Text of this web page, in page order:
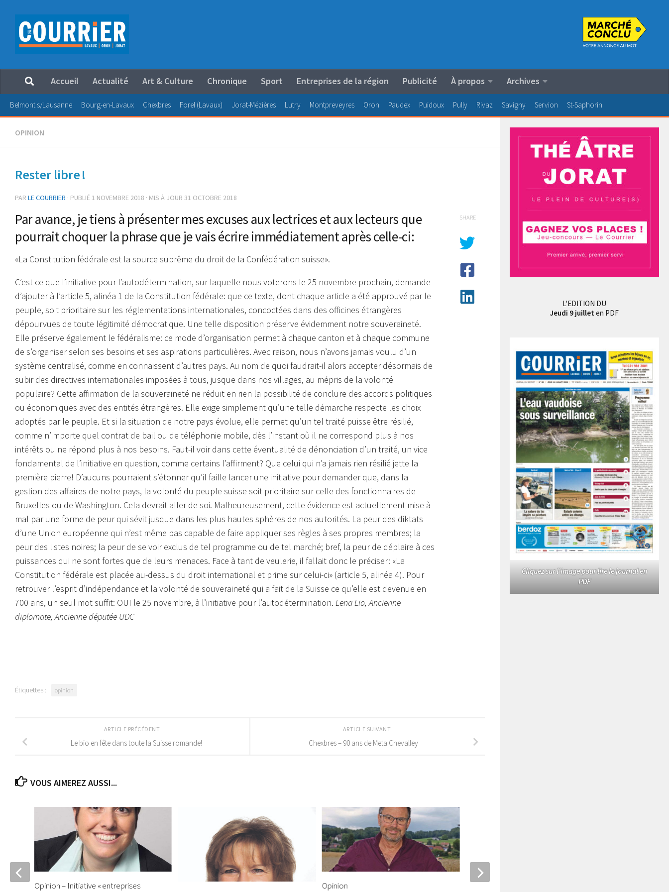
Au dessous du contenu
Accueil Actualité Art & Culture Chronique Sport Entreprises de la région Publicité À propos Archives
Belmont s/Lausanne Bourg-en-Lavaux Chexbres Forel (Lavaux) Jorat-Mézières Lutry Montpreveyres Oron Paudex Puidoux Pully Rivaz Savigny Servion St-Saphorin
OPINION
Rester libre !
PAR LE COURRIER · PUBLIÉ 1 NOVEMBRE 2018 · MIS À JOUR 31 OCTOBRE 2018
Par avance, je tiens à présenter mes excuses aux lectrices et aux lecteurs que
pourrait choquer la phrase que je vais écrire immédiatement après celle-ci:
«La Constitution fédérale est la source suprême du droit de la Confédération suisse».
C’est ce que l’initiative pour l’autodétermination, sur laquelle nous voterons le 25 novembre prochain, demande
d’ajouter à l’article 5, alinéa 1 de la Constitution fédérale: que ce texte, dont chaque article a été approuvé par le
peuple, soit prioritaire sur les réglementations internationales, concoctées dans des officines étrangères
dépourvues de toute légitimité démocratique. Une telle disposition préserve évidemment notre souveraineté.
Elle préserve également le fédéralisme: ce mode d’organisation permet à chaque canton et à chaque commune
de s’organiser selon ses besoins et ses aspirations particulières. Avec raison, nous n’avons jamais voulu d’un
système centralisé, comme en connaissent d’autres pays. Au nom de quoi faudrait-il alors accepter désormais de
subir des directives internationales imposées à tous, jusque dans nos villages, au mépris de la volonté
populaire? Cette affirmation de la souveraineté ne réduit en rien la possibilité de conclure des accords politiques
ou économiques avec des entités étrangères. Elle exige simplement qu’une telle démarche respecte les choix
adoptés par le peuple. Et si la situation de notre pays évolue, elle permet qu’un tel traité puisse être résilié,
comme n’importe quel contrat de bail ou de téléphonie mobile, dès l’instant où il ne correspond plus à nos
intérêts ou ne répond plus à nos besoins. Faut-il voir dans cette éventualité de dénonciation d’un traité, un vice
fondamental de l’initiative en question, comme certains l’affirment? Que celui qui n’a jamais rien résilié jette la
première pierre! D’aucuns pourraient s’étonner qu’il faille lancer une initiative pour demander que, dans la
gestion des affaires de notre pays, la volonté du peuple suisse soit prioritaire sur celle des fonctionnaires de
Bruxelles ou de Washington. Cela devrait aller de soi. Malheureusement, cette évidence est actuellement mise à
mal par une forme de peur qui sévit jusque dans les plus hautes sphères de nos autorités. La peur des diktats
d’une Union européenne qui n’est même pas capable de faire appliquer ses règles à ses propres membres; la
peur des listes noires; la peur de se voir exclus de tel programme ou de tel marché; bref, la peur de déplaire à ces
puissances qui ne sont fortes que de leurs menaces. Face à tant de veulerie, il fallait donc le préciser: «La
Constitution fédérale est placée au-dessus du droit international et prime sur celui-ci» (article 5, alinéa 4). Pour
retrouver l’esprit d’indépendance et la volonté de souveraineté qui a fait de la Suisse ce qu’elle est devenue en
700 ans, un seul mot suffit: OUI le 25 novembre, à l’initiative pour l’autodétermination. Lena Lio, Ancienne
diplomate, Ancienne députée UDC
SHARE
Étiquettes : opinion
ARTICLE SUIVANT
Chexbres – 90 ans de Meta Chevalley
ARTICLE PRÉCÉDENT
Le bio en fête dans toute la Suisse romande!
VOUS AIMEREZ AUSSI...
Opinion
Opinion – Initiative « entreprises
L'EDITION DU
Jeudi 9 juillet en PDF
Cliquez sur l'image pour lire le journal en
PDF